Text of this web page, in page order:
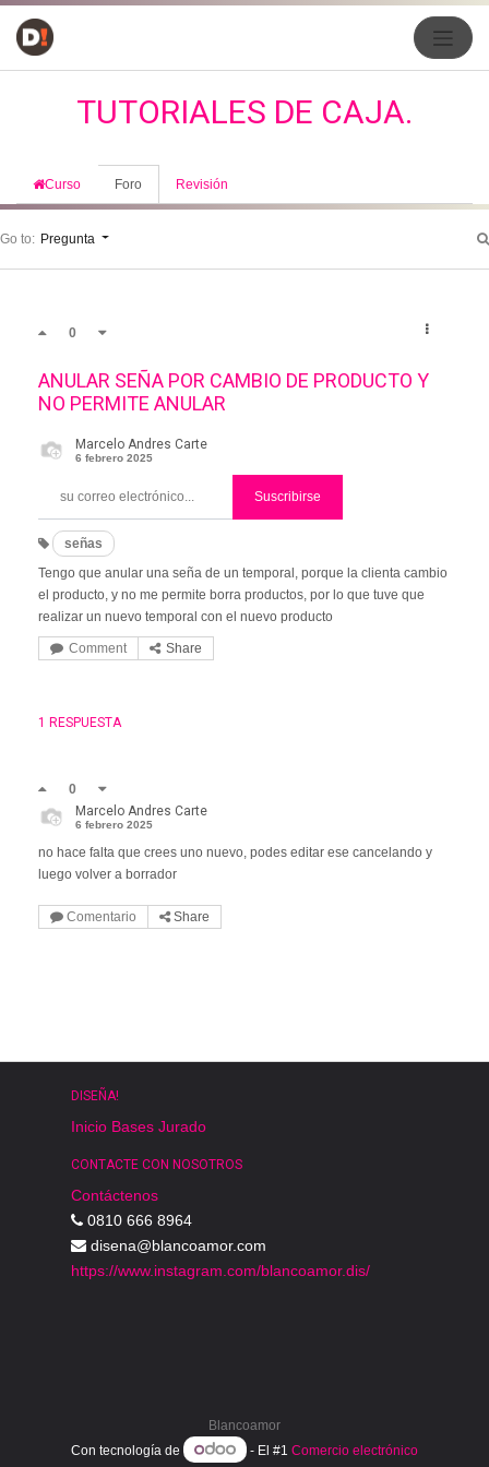
TUTORIALES DE CAJA.
Curso Foro Revisión
Go to: Pregunta
0
ANULAR SEÑA POR CAMBIO DE PRODUCTO Y
NO PERMITE ANULAR
Marcelo Andres Carte
6 febrero 2025
Suscribirse
señas
Tengo que anular una seña de un temporal, porque la clienta cambio
el producto, y no me permite borra productos, por lo que tuve que
realizar un nuevo temporal con el nuevo producto
Comment Share
1 RESPUESTA
0
Marcelo Andres Carte
6 febrero 2025
no hace falta que crees uno nuevo, podes editar ese cancelando y
luego volver a borrador
Comentario Share
DISEÑA!
Inicio Bases Jurado
CONTACTE CON NOSOTROS
Contáctenos
0810 666 8964
disena@blancoamor.com
https://www.instagram.com/blancoamor.dis/
Blancoamor
Con tecnología de
- El #1 Comercio electrónico